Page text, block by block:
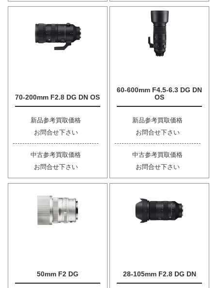
70-200mm F2.8 DG DN OS
新品参考買取価格
お問合せ下さい
中古参考買取価格
お問合せ下さい
60-600mm F4.5-6.3 DG DN
OS
新品参考買取価格
お問合せ下さい
中古参考買取価格
お問合せ下さい
50mm F2 DG 28-105mm F2.8 DG DN